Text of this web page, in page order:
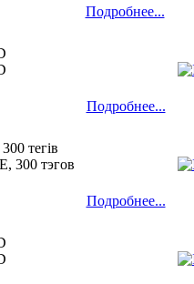
Подробнее...
Подробнее...
тегів
300 тэгов
Подробнее...